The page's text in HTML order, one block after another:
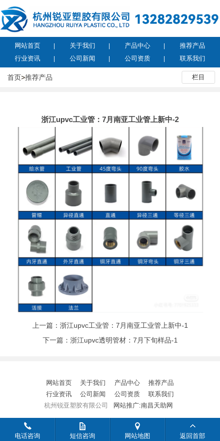
网站首页 关于我们 产品中心
推荐产品
行业资讯
公司新闻 公司资质 联系我们
首页>推荐产品 栏目
浙江upvc工业管：7月南亚工业管上新中-2
上一篇： 浙江upvc工业管：7月南亚工业管上新中-1
下一篇： 浙江upvc透明管材：7月下旬样品-1
网站首页 关于我们 产品中心
推荐产品
行业资讯
公司新闻 公司资质
联系我们
杭州锐亚塑胶有限公司
网站推广:南昌天助网
电话咨询 短信咨询 网站地图 返回首部